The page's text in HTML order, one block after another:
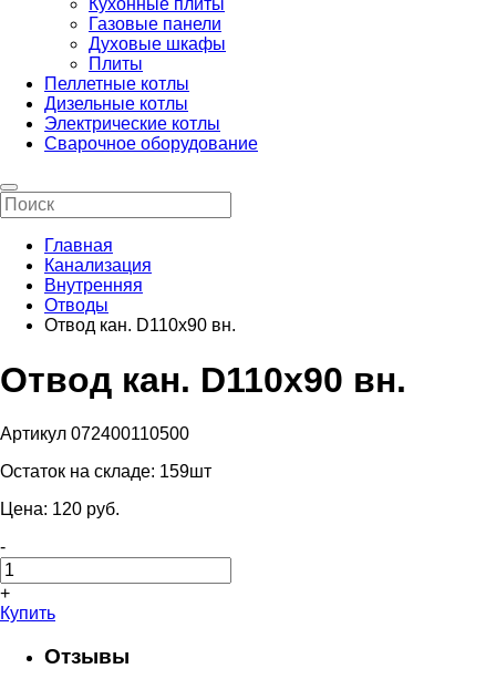
Кухонные плиты
Газовые панели
Духовые шкафы
Плиты
Пеллетные котлы
Дизельные котлы
Электрические котлы
Сварочное оборудование
Главная
Канализация
Внутренняя
Отводы
Отвод кан. D110х90 вн.
Отвод кан. D110х90 вн.
Артикул 072400110500
Остаток на складе: 159шт
Цена: 120 pуб.
-
+
Купить
Отзывы